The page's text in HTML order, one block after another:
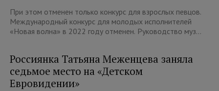
При этом отменен только конкурс для взрослых певцов.
Международный конкурс для молодых исполнителей
«Новая волна» в 2022 году отменен. Руководство муз...
Россиянка Татьяна Меженцева заняла
седьмое место на «Детском
Евровидении»